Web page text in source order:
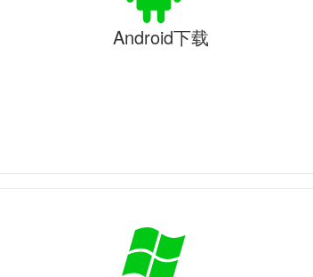
Android下载